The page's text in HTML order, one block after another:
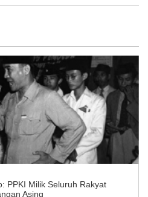
PPKI Milik Seluruh Rakyat
Asing